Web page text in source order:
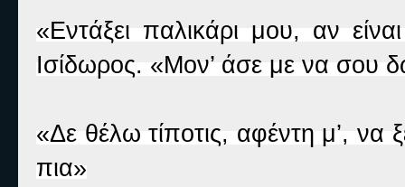
«Εντάξει παλικάρι μου, αν
Ισίδωρος. «Μον’ άσε με να σου
«Δε θέλω τίποτις, αφέντη μ’,
πια»